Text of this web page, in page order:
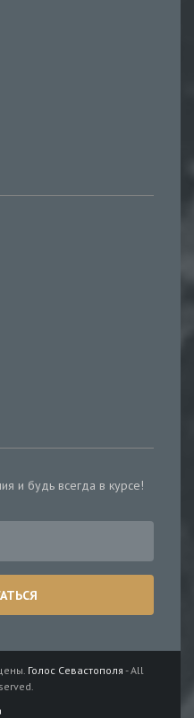
и будь всегда в курсе!
Голос Севастополя - All